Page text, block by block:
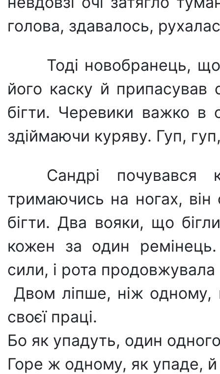
голова, здавалось,
Тоді новобранець,
його каску й припасував
бігти. Черевики важко
здіймаючи куряву. Гуп,
Сандрі почувався
тримаючись на ногах,
бігти. Два вояки, що
кожен за один ремінець.
сили, і рота
Двом ліпше, ніж одному,
своєї праці.
Бо як упадуть, один
Горе ж одному, як упаде, й